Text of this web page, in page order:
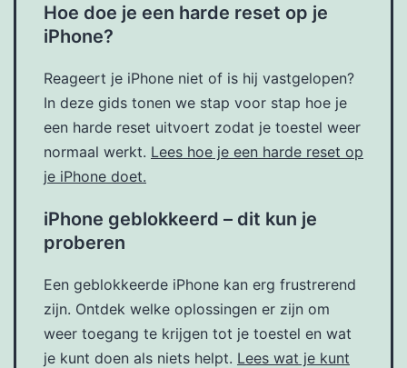
Hoe doe je een harde reset op je
iPhone?
Reageert je iPhone niet of is hij vastgelopen?
In deze gids tonen we stap voor stap hoe je
een harde reset uitvoert zodat je toestel weer
normaal werkt. Lees hoe je een harde reset op
je iPhone doet.
iPhone geblokkeerd – dit kun je
proberen
Een geblokkeerde iPhone kan erg frustrerend
zijn. Ontdek welke oplossingen er zijn om
weer toegang te krijgen tot je toestel en wat
je kunt doen als niets helpt. Lees wat je kunt